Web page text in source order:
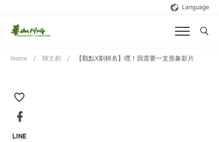
Language
Home 聊文創 【觀點X劉耕名】嘿！我需要一支形象影片